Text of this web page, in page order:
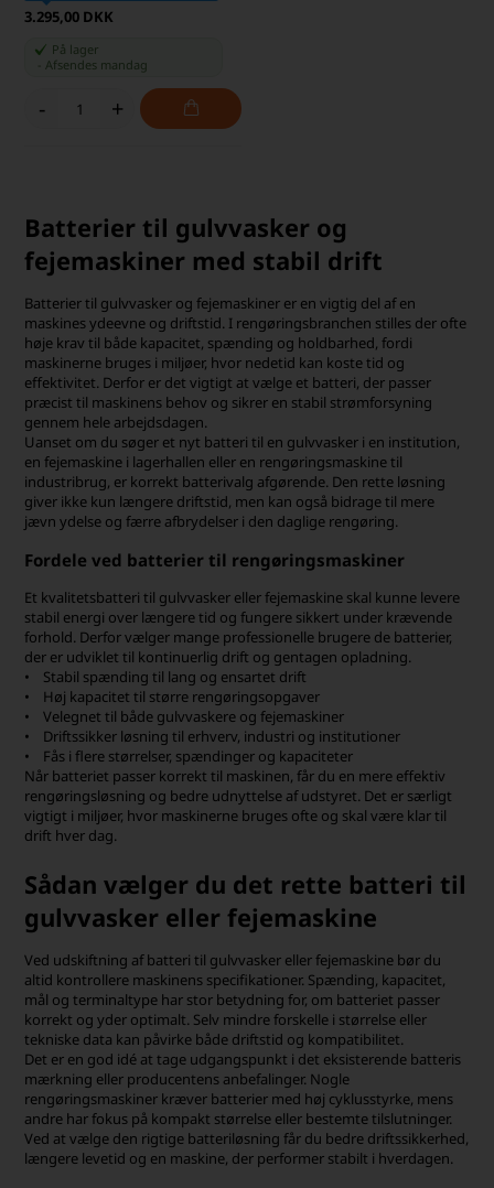
3.295,00 DKK
På lager
-Afsendes mandag
- +
Batterier til gulvvasker og
fejemaskiner med stabil drift
Batterier til gulvvasker og fejemaskiner er en vigtig del af en
maskines ydeevne og driftstid. I rengøringsbranchen stilles der ofte
høje krav til både kapacitet, spænding og holdbarhed, fordi
maskinerne bruges i miljøer, hvor nedetid kan koste tid og
effektivitet. Derfor er det vigtigt at vælge et batteri, der passer
præcist til maskinens behov og sikrer en stabil strømforsyning
gennem hele arbejdsdagen.
Uanset om du søger et nyt batteri til en gulvvasker i en institution,
en fejemaskine i lagerhallen eller en rengøringsmaskine til
industribrug, er korrekt batterivalg afgørende. Den rette løsning
giver ikke kun længere driftstid, men kan også bidrage til mere
jævn ydelse og færre afbrydelser i den daglige rengøring.
Fordele ved batterier til rengøringsmaskiner
Et kvalitetsbatteri til gulvvasker eller fejemaskine skal kunne levere
stabil energi over længere tid og fungere sikkert under krævende
forhold. Derfor vælger mange professionelle brugere de batterier,
der er udviklet til kontinuerlig drift og gentagen opladning.
• Stabil spænding til lang og ensartet drift
• Høj kapacitet til større rengøringsopgaver
• Velegnet til både gulvvaskere og fejemaskiner
• Driftssikker løsning til erhverv, industri og institutioner
• Fås i flere størrelser, spændinger og kapaciteter
Når batteriet passer korrekt til maskinen, får du en mere effektiv
rengøringsløsning og bedre udnyttelse af udstyret. Det er særligt
vigtigt i miljøer, hvor maskinerne bruges ofte og skal være klar til
drift hver dag.
Sådan vælger du det rette batteri til
gulvvasker eller fejemaskine
Ved udskiftning af batteri til gulvvasker eller fejemaskine bør du
altid kontrollere maskinens specifikationer. Spænding, kapacitet,
mål og terminaltype har stor betydning for, om batteriet passer
korrekt og yder optimalt. Selv mindre forskelle i størrelse eller
tekniske data kan påvirke både driftstid og kompatibilitet.
Det er en god idé at tage udgangspunkt i det eksisterende batteris
mærkning eller producentens anbefalinger. Nogle
rengøringsmaskiner kræver batterier med høj cyklusstyrke, mens
andre har fokus på kompakt størrelse eller bestemte tilslutninger.
Ved at vælge den rigtige batteriløsning får du bedre driftssikkerhed,
længere levetid og en maskine, der performer stabilt i hverdagen.